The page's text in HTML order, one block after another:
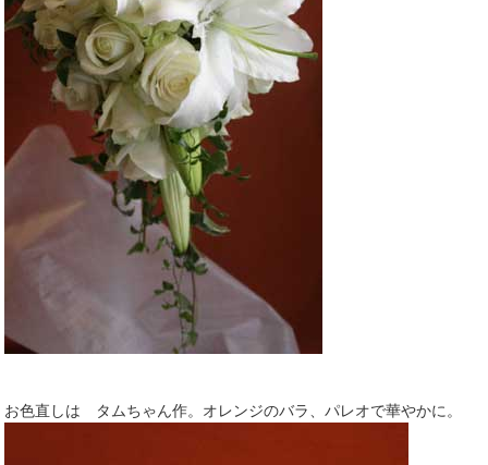
お色直しは タムちゃん作。オレンジのバラ、パレオで華やかに。